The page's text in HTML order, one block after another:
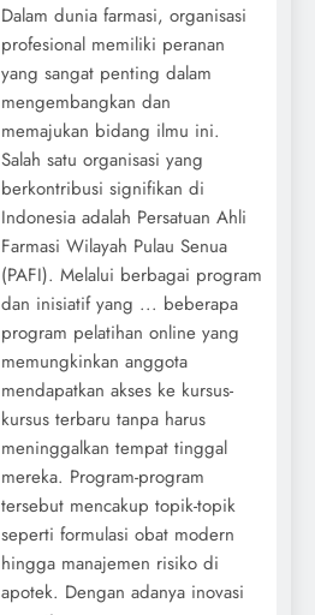
Dalam dunia farmasi, organisasi
profesional memiliki peranan
yang sangat penting dalam
mengembangkan dan
memajukan bidang ilmu ini.
Salah satu organisasi yang
berkontribusi signifikan di
Indonesia adalah Persatuan Ahli
Farmasi Wilayah Pulau Senua
(PAFI). Melalui berbagai program
dan inisiatif yang ... beberapa
program pelatihan online yang
memungkinkan anggota
mendapatkan akses ke kursus-
kursus terbaru tanpa harus
meninggalkan tempat tinggal
mereka. Program-program
tersebut mencakup topik-topik
seperti formulasi obat modern
hingga manajemen risiko di
apotek. Dengan adanya inovasi